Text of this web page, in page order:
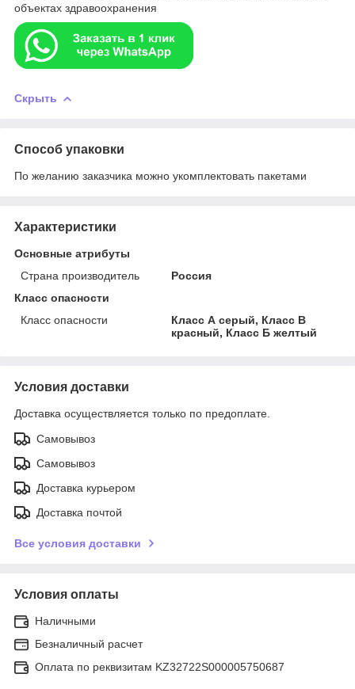
объектах здравоохранения
Скрыть
Способ упаковки
По желанию заказчика можно укомплектовать пакетами
Характеристики
Основные атрибуты
Страна производитель
Россия
Класс опасности
Класс опасности
Класс А серый, Класс В
красный, Класс Б желтый
Условия доставки
Доставка осуществляется только по предоплате.
Самовывоз
Самовывоз
Доставка курьером
Доставка почтой
Все условия доставки
Условия оплаты
Наличными
Безналичный расчет
Оплата по реквизитам KZ32722S000005750687